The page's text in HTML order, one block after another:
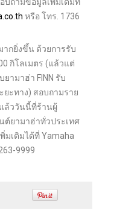
บถามข้อมูลเพิ่มเติมที่
หรือ โทร. 1736
ากยิ่งขึ้น ด้วยการรับ
กิโลเมตร (แล้วแต่
ามาฮ่า FINN รับ
ยะทาง) สอบถามราย
ล้ววันนี้ที่ร้านผู้
ต์ยามาฮ่าทั่วประเทศ
มเติมได้ที่ Yamaha
9999